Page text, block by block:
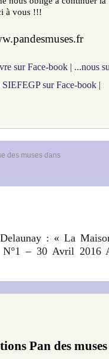
à vous !!!
sur Face-book | ...nous
SIEFEGP sur Face-book |
des muses dans
: « La
– 30 Avril 2016
Pan des